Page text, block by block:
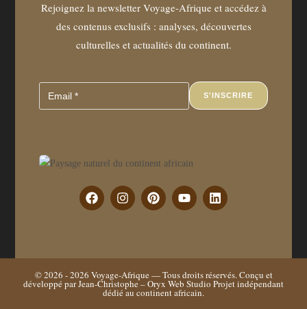
Rejoignez la newsletter Voyage-Afrique et accédez à
des contenus exclusifs : analyses, découvertes
culturelles et actualités du continent.
S'INSCRIRE
© 2026 - 2026 Voyage-Afrique— Tous droits réservés. Conçu et
développé par Jean-Christophe –Oryx Web Studio Projet indépendant
dédié au continent africain.